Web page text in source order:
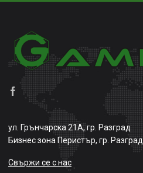
ул. Грънчарска 21А, гр. Разград
Бизнес зона Перистър, гр. Разград
Свържи се с нас